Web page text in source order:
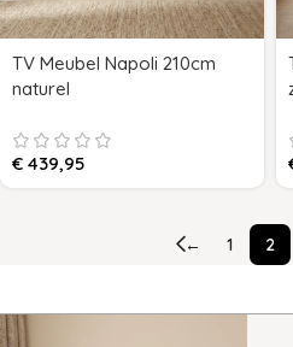
TV Meubel Napoli 210cm
naturel
€ 439,95
← 1 2